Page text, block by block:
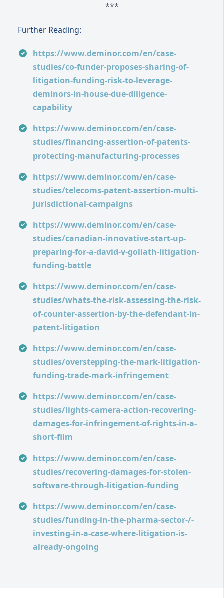
***
Further Reading:
https://www.deminor.com/en/case-
studies/co-funder-proposes-sharing-of-
litigation-funding-risk-to-leverage-
deminors-in-house-due-diligence-
capability
https://www.deminor.com/en/case-
studies/financing-assertion-of-patents-
protecting-manufacturing-processes
https://www.deminor.com/en/case-
studies/telecoms-patent-assertion-multi-
jurisdictional-campaigns
https://www.deminor.com/en/case-
studies/canadian-innovative-start-up-
preparing-for-a-david-v-goliath-litigation-
funding-battle
https://www.deminor.com/en/case-
studies/whats-the-risk-assessing-the-risk-
of-counter-assertion-by-the-defendant-in-
patent-litigation
https://www.deminor.com/en/case-
studies/overstepping-the-mark-litigation-
funding-trade-mark-infringement
https://www.deminor.com/en/case-
studies/lights-camera-action-recovering-
damages-for-infringement-of-rights-in-a-
short-film
https://www.deminor.com/en/case-
studies/recovering-damages-for-stolen-
software-through-litigation-funding
https://www.deminor.com/en/case-
studies/funding-in-the-pharma-sector-/-
investing-in-a-case-where-litigation-is-
already-ongoing